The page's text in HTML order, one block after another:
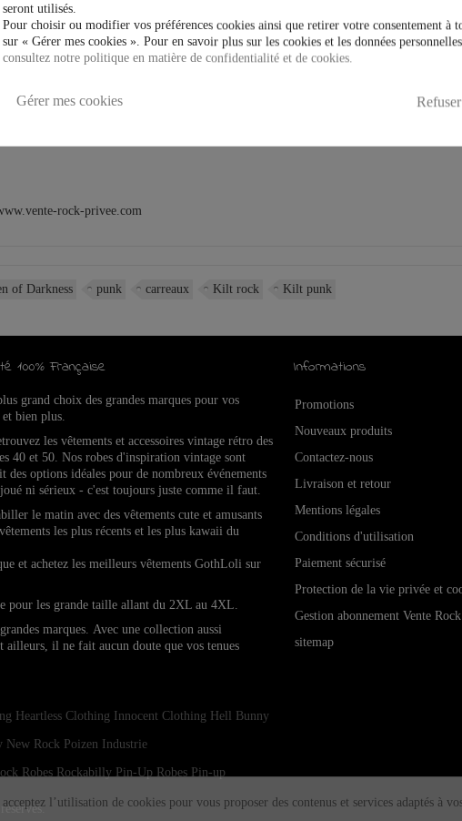
rock-privee.com
of Darkness punk carreaux Kilt rock Kilt punk
100% Française
grand choix des grandes marques pour vos
bien plus.
les vêtements et accessoires vintage rétro des
40 et 50.Nos robes d'inspiration vintage sont
des options idéales pour de nombreux événements
ni sérieux - c'est toujours juste comme il faut.
le matin avec des vêtements cute et amusants
les plus récents et les plus kawaii du
et achetez les meilleurs vêtements GothLoli sur
pour les grande taille allant du 2XL au 4XL.
marques.Avec une collection aussi
ailleurs, il ne fait aucun doute que vos tenues
Informations
Promotions
Nouveaux produits
Contactez-nous
Livraison et retour
Mentions légales
Conditions d'utilisation
Paiement sécurisé
Protection de la vie privée et
Gestion abonnement Vente
sitemap
Heartless Clothing Innocent Clothing Hell Bunny
New Rock Poizen Industrie
Robes Rockabilly Pin-Up Robes Pin-up
l’utilisation de cookies pour vous proposer des contenus et services adaptés à
seront utilisés.
Pour choisir ou modifier vos préférences cookies ainsi que retirer votre consentement à
sur « Gérer mes cookies ». Pour en savoir plus sur les cookies et les données
consultez notre politique en matière de confidentialité et de cookies.
Refuser
Gérer mes cookies